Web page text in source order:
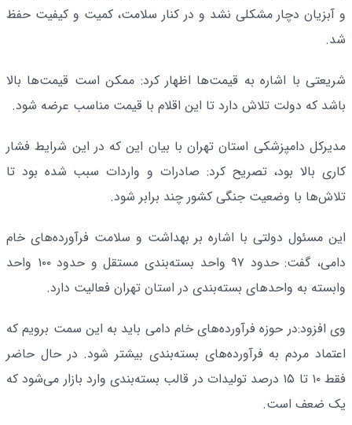
و آبزیان دچار مشکلی نشد و در کنار سلامت، کمیت و کیفیت حفظ
شد.
شریعتی با اشاره به قیمت‌ها اظهار کرد: ممکن است قیمت‌ها بالا
باشد که دولت تلاش دارد تا این اقلام با قیمت مناسب عرضه شود.
مدیرکل دامپزشکی استان تهران با بیان این که در این شرایط فشار
کاری بالا بود، تصریح کرد: صادرات و واردات سبب شده بود تا
تلاش‌ها با وضعیت جنگی کشور چند برابر شود.
این مسئول دولتی با اشاره بر بهداشت و سلامت فرآورده‌های خام
دامی، گفت: حدود ۹۷ واحد بسته‌بندی مستقل و حدود ۱۰۰ واحد
وابسته به واحدهای بسته‌بندی در استان تهران فعالیت دارد.
وی افزود:در حوزه فرآورده‌های خام دامی باید به این سمت برویم که
اعتماد مردم به فرآورده‌های بسته‌بندی بیشتر شود. در حال حاضر
فقط ۱۰ تا ۱۵ درصد تولیدات در قالب بسته‌بندی وارد بازار می‌شود که
یک ضعف است.